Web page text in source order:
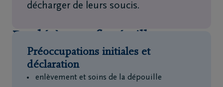
décharger de leurs soucis.
Du décès aux funérailles
Préoccupations initiales et
déclaration
enlèvement et soins de la dépouille